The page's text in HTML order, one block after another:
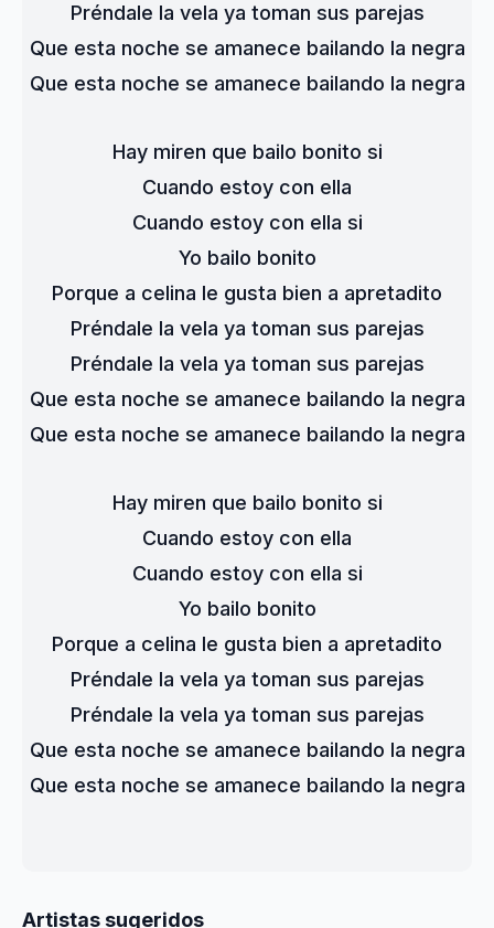
Préndale la vela ya toman sus parejas
Que esta noche se amanece bailando la negra
Que esta noche se amanece bailando la negra
Hay miren que bailo bonito si
Cuando estoy con ella
Cuando estoy con ella si
Yo bailo bonito
Porque a celina le gusta bien a apretadito
Préndale la vela ya toman sus parejas
Préndale la vela ya toman sus parejas
Que esta noche se amanece bailando la negra
Que esta noche se amanece bailando la negra
Hay miren que bailo bonito si
Cuando estoy con ella
Cuando estoy con ella si
Yo bailo bonito
Porque a celina le gusta bien a apretadito
Préndale la vela ya toman sus parejas
Préndale la vela ya toman sus parejas
Que esta noche se amanece bailando la negra
Que esta noche se amanece bailando la negra
Artistas sugeridos